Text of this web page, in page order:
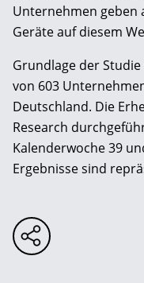
Unternehmen geben
Geräte auf diesem
Grundlage der
von 603
Deutschland. Die
Research
Kalenderwoche 39
Ergebnisse sind